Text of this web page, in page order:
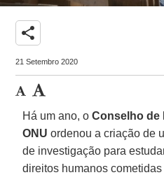
share
21 Setembro 2020
Há um ano, oConselho de
ONU ordenou a criação de
de investigação para
direitos humanos